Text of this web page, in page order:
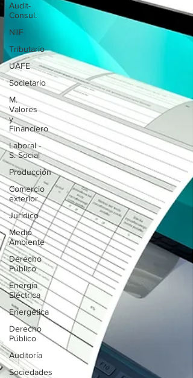
Audit-
Consul.
NIIF
Tributario
UAFE
Societario
M.
Valores
y
Financiero
Laboral -
S. Social
Producción
Comercio
exterior
Jurídico
Medio
Ambiente
Derecho
Público
Energía
Eléctrica
Energética
Derecho
Público
Auditoría
Sociedades